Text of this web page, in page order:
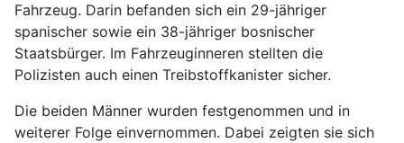
Fahrzeug. Darin befanden sich ein 29-jähriger
spanischer sowie ein 38-jähriger bosnischer
Staatsbürger. Im Fahrzeuginneren stellten die
Polizisten auch einen Treibstoffkanister sicher.
Die beiden Männer wurden festgenommen und in
weiterer Folge einvernommen. Dabei zeigten sie sich